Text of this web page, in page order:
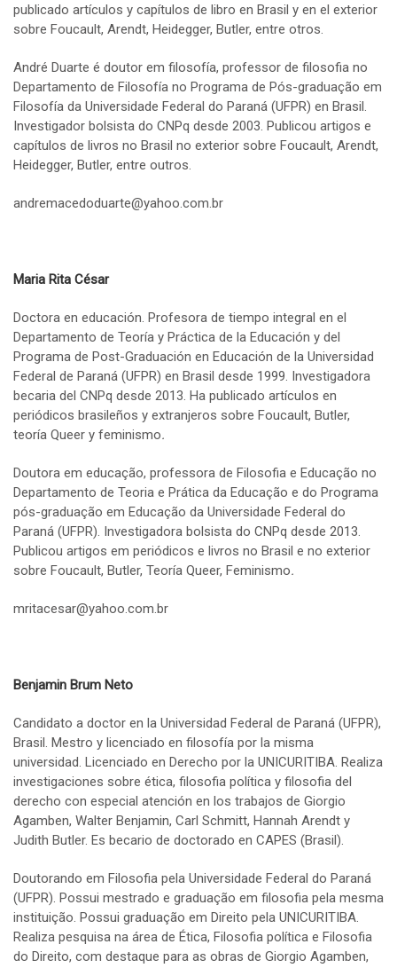
publicado artículos y capítulos de libro en Brasil y en el exterior
sobre Foucault, Arendt, Heidegger, Butler, entre otros.
André Duarte é doutor em filosofía, professor de filosofia no
Departamento de Filosofía no Programa de Pós-graduação em
Filosofía da Universidade Federal do Paraná (UFPR) en Brasil.
Investigador bolsista do CNPq desde 2003. Publicou artigos e
capítulos de livros no Brasil no exterior sobre Foucault, Arendt,
Heidegger, Butler, entre outros.
andremacedoduarte@yahoo.com.br
Maria Rita César
Doctora en educación. Profesora de tiempo integral en el
Departamento de Teoría y Práctica de la Educación y del
Programa de Post-Graduación en Educación de la Universidad
Federal de Paraná (UFPR) en Brasil desde 1999. Investigadora
becaria del CNPq desde 2013. Ha publicado artículos en
periódicos brasileños y extranjeros sobre Foucault, Butler,
teoría Queer y feminismo.
Doutora em educação, professora de Filosofia e Educação no
Departamento de Teoria e Prática da Educação e do Programa
pós-graduação em Educação da Universidade Federal do
Paraná (UFPR). Investigadora bolsista do CNPq desde 2013.
Publicou artigos em periódicos e livros no Brasil e no exterior
sobre Foucault, Butler, Teoría Queer, Feminismo.
mritacesar@yahoo.com.br
Benjamin Brum Neto
Candidato a doctor en la Universidad Federal de Paraná (UFPR),
Brasil. Mestro y licenciado en filosofía por la misma
universidad. Licenciado en Derecho por la UNICURITIBA. Realiza
investigaciones sobre ética, filosofia política y filosofia del
derecho con especial atención en los trabajos de Giorgio
Agamben, Walter Benjamin, Carl Schmitt, Hannah Arendt y
Judith Butler. Es becario de doctorado en CAPES (Brasil).
Doutorando em Filosofia pela Universidade Federal do Paraná
(UFPR). Possui mestrado e graduação em filosofia pela mesma
instituição. Possui graduação em Direito pela UNICURITIBA.
Realiza pesquisa na área de Ética, Filosofia política e Filosofia
do Direito, com destaque para as obras de Giorgio Agamben,